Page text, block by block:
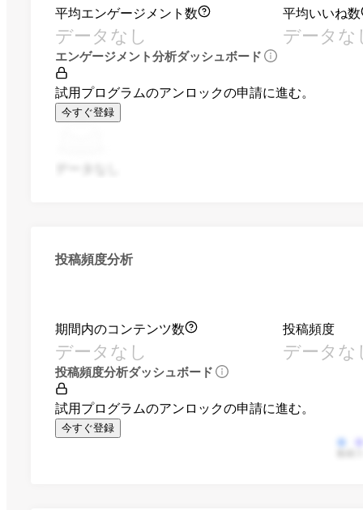
平均エンゲージメント数
データなし
平均いいね数
データな
エンゲージメント分析ダッシュボード
試用プログラムのアンロックの申請に進む。
今すぐ登録
投稿頻度分析
期間内のコンテンツ数
データなし
投稿頻度
データな
投稿頻度分析ダッシュボード
試用プログラムのアンロックの申請に進む。
今すぐ登録